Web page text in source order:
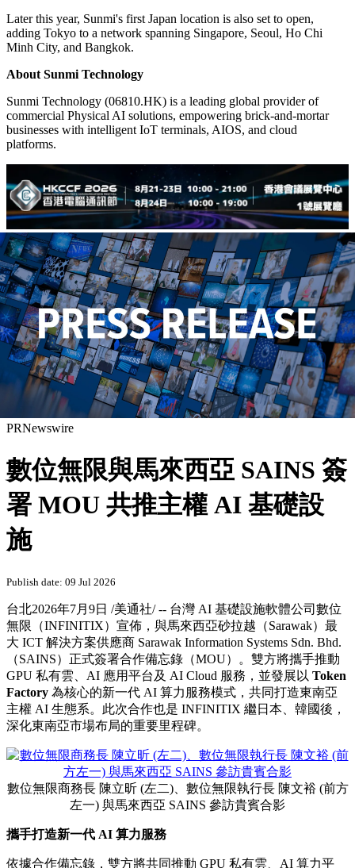
Later this year, Sunmi's first Japan location is also set to open,
adding Tokyo to a network spanning Singapore, Seoul, Ho Chi
Minh City, and Bangkok.
About Sunmi Technology
Sunmi Technology (06810.HK) is a leading global provider of
commercial Physical AI solutions, empowering brick-and-mortar
businesses with intelligent IoT terminals, AIOS, and cloud
platforms.
PRNewswire
數位無限與馬來西亞 SAINS 簽
署 MOU 共推主權 AI 基礎設
施
Publish date: 09 Jul 2026
台北2026年7月9日 /美通社/ -- 台灣 AI 基礎設施軟體公司數位
無限（INFINITIX） 宣佈 ，與馬來西亞砂拉越（Sarawak）最
大 ICT 解決方案供應商 Sarawak Information Systems Sdn. Bhd.
（SAINS）正式簽署合作備忘錄（MOU）。雙方將攜手推動
GPU 私有雲、AI 應用平台及 AI Cloud 服務，並發展以 Token
Factory 為核心的新一代 AI 算力服務模式，共同打造東南亞
主權 AI 生態系。此次合作也是 INFINITIX 繼日本、韓國後，
深化東南亞市場布局的重要里程碑。
數位無限商務長 陳立昕 (左二)、數位無限執行長 陳文裕 (前方
左一) 與馬來西亞 SAINS 參訪貴賓合影
攜手打造新一代 AI 算力服務
依據合作備忘錄，雙方將共同推動 GPU 私有雲、AI 算力平